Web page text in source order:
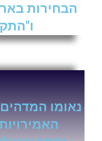
הבחירות
נאומו